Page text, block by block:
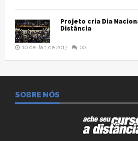
Projeto cria Dia
Distância
10 de Jan de 2017 00
SOBRE NÓS